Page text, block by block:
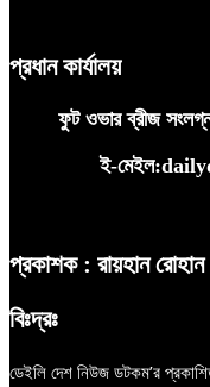
প্রধান কার্যালয়
ফুট ওভার ব্রীজ
ই-
প্রকাশক : রায়হান রোহান
বিঃদ্রঃ
ডেইলি দেশ নিউজ ডটকম’র